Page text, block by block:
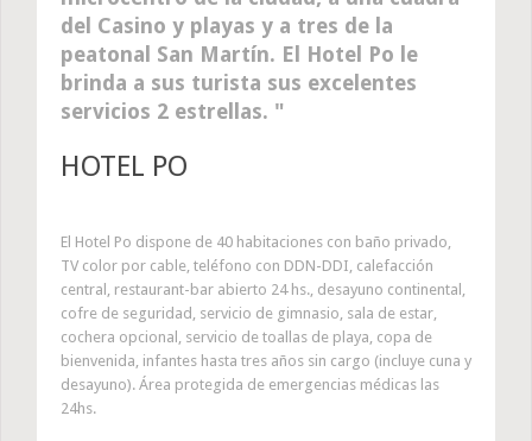
del Casino y playas y a tres de la
peatonal San Martín. El Hotel Po le
brinda a sus turista sus excelentes
servicios 2 estrellas.
HOTEL PO
El Hotel Po dispone de 40 habitaciones con baño privado,
TV color por cable, teléfono con DDN-DDI, calefacción
central, restaurant-bar abierto 24 hs., desayuno continental,
cofre de seguridad, servicio de gimnasio, sala de estar,
cochera opcional, servicio de toallas de playa, copa de
bienvenida, infantes hasta tres años sin cargo (incluye cuna y
desayuno). Área protegida de emergencias médicas las
24hs.